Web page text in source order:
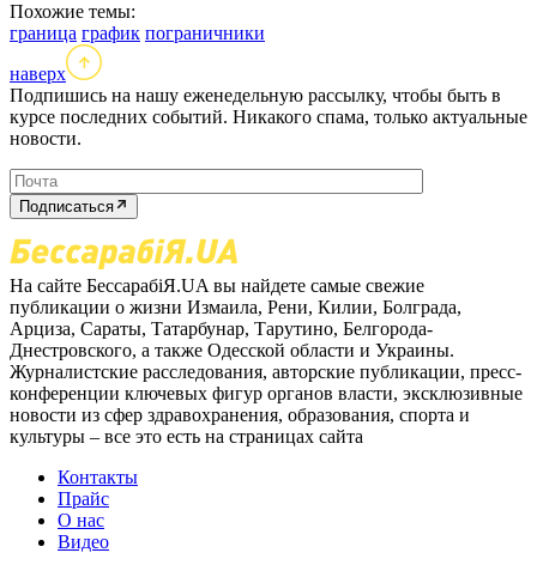
Похожие темы:
граница график пограничники
наверх
Подпишись на нашу еженедельную рассылку, чтобы быть в
курсе последних событий. Никакого спама, только актуальные
новости.
Подписаться
На сайте БессарабіЯ.UA вы найдете самые свежие
публикации о жизни Измаила, Рени, Килии, Болграда,
Арциза, Сараты, Татарбунар, Тарутино, Белгорода-
Днестровского, а также Одесской области и Украины.
Журналистские расследования, авторские публикации, пресс-
конференции ключевых фигур органов власти, эксклюзивные
новости из сфер здравохранения, образования, спорта и
культуры – все это есть на страницах сайта
Контакты
Прайс
О нас
Видео